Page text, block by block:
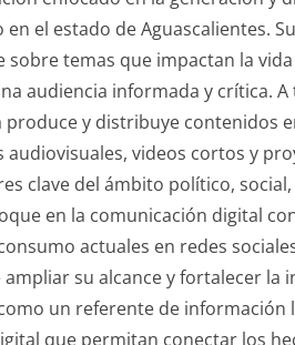
el estado de Aguascalientes.
temas que impactan la
audiencia informada y crítica. A
y distribuye contenidos
videos cortos y
clave del ámbito político,
en la comunicación digital
actuales en redes
su alcance y fortalecer la
un referente de información
que permitan conectar los